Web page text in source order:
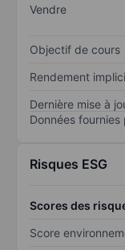
Vendre
Objectif de cours
Rendement
Dernière mise à
Données fournies
Risques ESG
Scores des
Score